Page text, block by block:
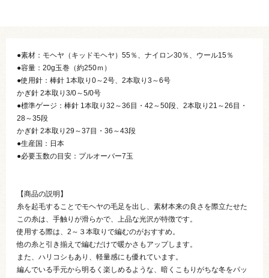
●素材：モヘヤ（キッドモヘヤ）55％、ナイロン30％、ウール15％
●容量：20g玉巻（約250ｍ）
●使用針：棒針 1本取り0～2号、2本取り3～6号
かぎ針 2本取り3/0～5/0号
●標準ゲージ：棒針 1本取り32～36目・42～50段、2本取り21～26目・
28～35段
かぎ針 2本取り29～37目・36～43段
●生産国：日本
●必要玉数の目安：プルオーバー7玉
【商品の説明】
糸を起毛することでモヘヤの毛足を出し、素材本来の良さを際立たせた
この糸は、手触りが滑らかで、上品な光沢が特徴です。
使用する際は、2～３本取りで編むのがおすすめ。
他の糸と引き揃えで編むだけで暖かさもアップします。
また、ハリコシもあり、軽量感にも優れています。
編んでいる手元から明るく楽しめるような、暗くこもりがちな冬をパッ